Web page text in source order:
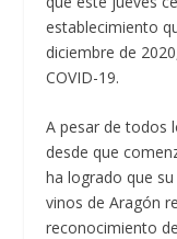
establecimiento
diciembre de
COVID-19.
A pesar de todos
desde que
ha logrado que
vinos de Aragón
reconocimiento